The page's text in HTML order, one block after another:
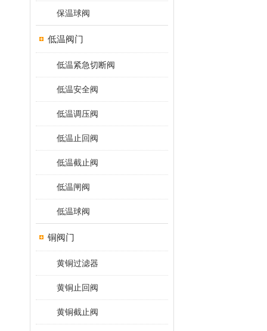
保温球阀
低温阀门
低温紧急切断阀
低温安全阀
低温调压阀
低温止回阀
低温截止阀
低温闸阀
低温球阀
铜阀门
黄铜过滤器
黄铜止回阀
黄铜截止阀